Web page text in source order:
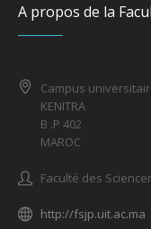
A propos de la
Campus
KENITRA
B .P 402
MAROC
Faculté des
http://fsjp.uit.ac.ma